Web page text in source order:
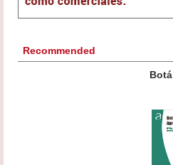
Recommended
VAT